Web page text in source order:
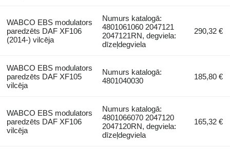
WABCO EBS modulators
paredzēts DAF XF106
(2014-) vilcēja
Numurs katalogā:
4801061060 2047121
2047121RN, degviela:
dīzeļdegviela
290,32 €
WABCO EBS modulators
paredzēts DAF XF105
vilcēja
Numurs katalogā:
4801040030
185,80 €
WABCO EBS modulators
paredzēts DAF XF106
vilcēja
Numurs katalogā:
4801066070 2047120
2047120RN, degviela:
dīzeļdegviela
165,32 €